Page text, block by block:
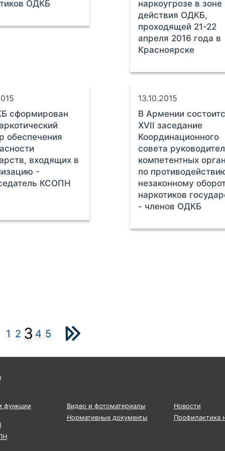
ОДКБ
наркоугрозе в зоне
действия ОДКБ,
проходящей 21-22
апреля 2016 года в
Красноярске
сформирован
обеспечения
входящих в
-
КСОПН
13.10.2015
В Армении
XVII заседание
Координационного
совета
компетентных
по
незаконному
наркотиков
- членов ОДКБ
1 2 3 4 5
функции
Видео и фотоматериалы
Нормативные документы
Новости
Профилактика